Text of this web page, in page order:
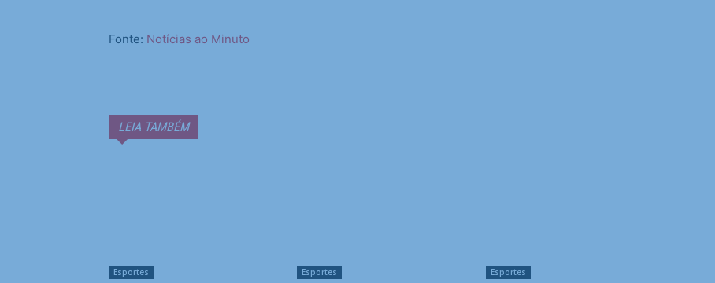
Fonte: Notícias ao Minuto
LEIA TAMBÉM
Esportes Esportes Esportes